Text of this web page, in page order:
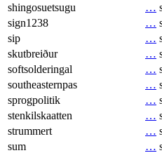
shingosuetsugu
…
sign1238
…
sip
…
skutbreiður
…
softsolderingal
…
southeasternpas
…
sprogpolitik
…
stenkilskaatten
…
strummert
…
sum
…